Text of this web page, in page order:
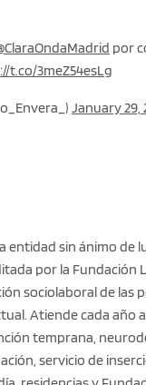
por
t.co/3meZ54esLg
January 29,
entidad sin ánimo de
por la Fundación
sociolaboral de las
Atiende cada año
temprana,
servicio de